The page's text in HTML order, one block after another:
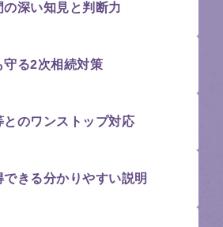
の深い知見と判断力
守る2次相続対策
とのワンストップ対応
できる分かりやすい説明